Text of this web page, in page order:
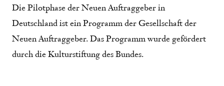
Die Pilotphase der Neuen Auftraggeber in
Deutschland ist ein Programm der Gesellschaft der
Neuen Auftraggeber. Das Programm wurde gefördert
durch die Kulturstiftung des Bundes.